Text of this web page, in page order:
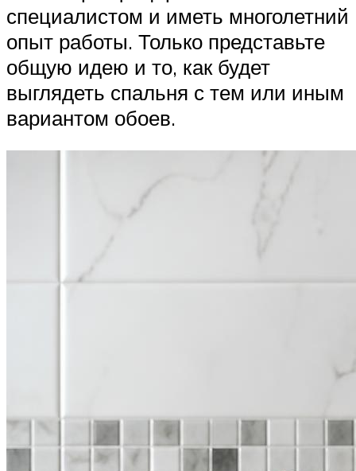
специалистом и иметь многолетний
опыт работы. Только представьте
общую идею и то, как будет
выглядеть спальня с тем или иным
вариантом обоев.